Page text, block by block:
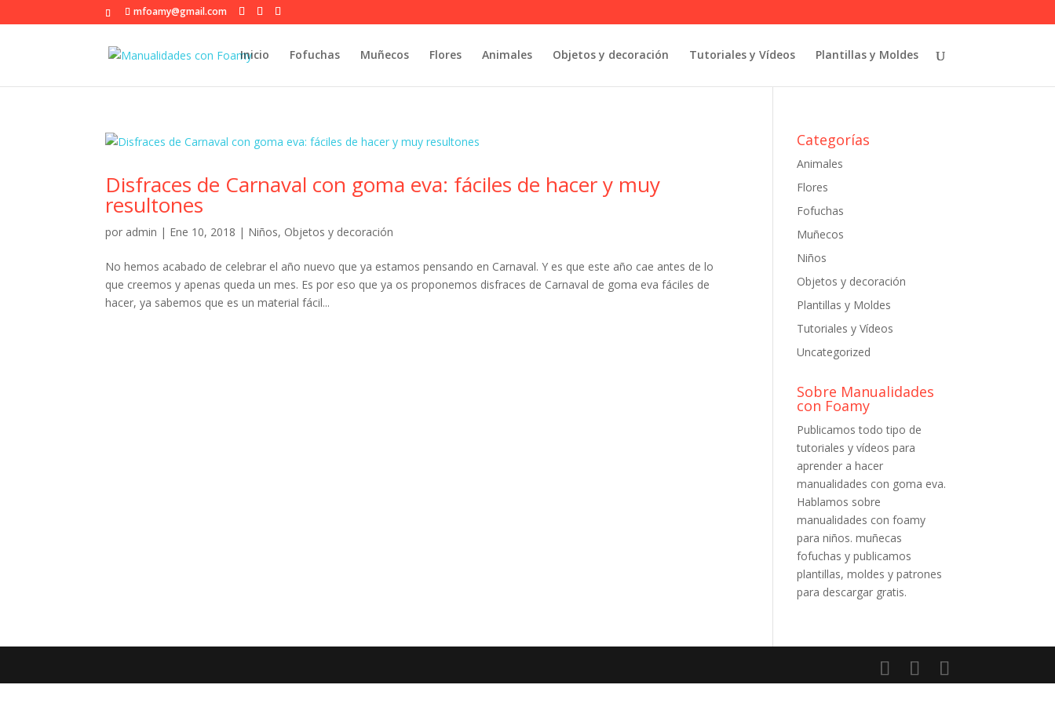
mfoamy@gmail.com
Inicio Fofuchas Muñecos Flores Animales Objetos y decoración Tutoriales y Vídeos Plantillas y Moldes
Disfraces de Carnaval con goma eva: fáciles de hacer y muy
resultones
por admin | Ene 10, 2018 | Niños, Objetos y decoración
No hemos acabado de celebrar el año nuevo que ya estamos pensando en Carnaval. Y es que este año cae antes de lo
que creemos y apenas queda un mes. Es por eso que ya os proponemos disfraces de Carnaval de goma eva fáciles de
hacer, ya sabemos que es un material fácil...
Categorías
Animales
Flores
Fofuchas
Muñecos
Niños
Objetos y decoración
Plantillas y Moldes
Tutoriales y Vídeos
Uncategorized
Sobre Manualidades
con Foamy
Publicamos todo tipo de
tutoriales y vídeos para
aprender a hacer
manualidades con goma eva.
Hablamos sobre
manualidades con foamy
para niños. muñecas
fofuchas y publicamos
plantillas, moldes y patrones
para descargar gratis.